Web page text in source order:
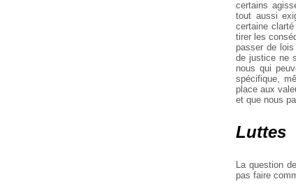
certains
tout aussi
certaine
tirer les
passer de
de justice ne
nous qui
spécifique,
place aux
et que nous
Luttes
La question
pas faire